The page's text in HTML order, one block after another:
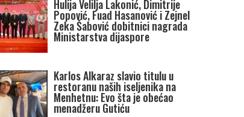
Hulija Velilja Lakonić, Dimitrije
Popović, Fuad Hasanović i Zejnel
Zeka Šabović dobitnici nagrada
Ministarstva dijaspore
Karlos Alkaraz slavio titulu u
restoranu naših iseljenika na
Menhetnu: Evo šta je obećao
menadžeru Gutiću